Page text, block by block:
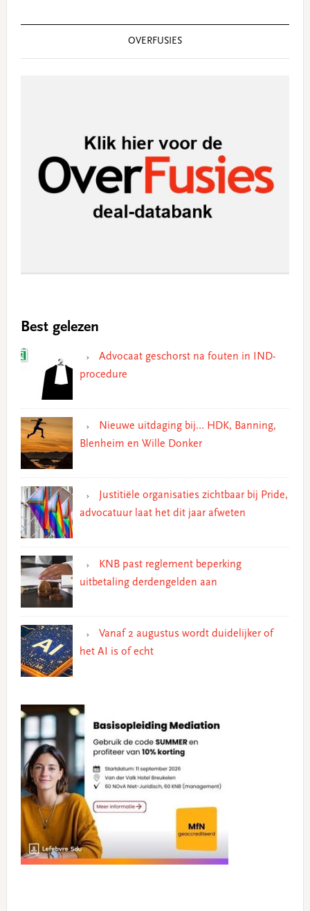
OVERFUSIES
Best gelezen
Advocaat geschorst na fouten in IND-
procedure
Nieuwe uitdaging bij… HDK, Banning,
Blenheim en Wille Donker
Justitiële organisaties zichtbaar bij Pride,
advocatuur laat het dit jaar afweten
KNB past reglement beperking
uitbetaling derdengelden aan
Vanaf 2 augustus wordt duidelijker of
het AI is of echt